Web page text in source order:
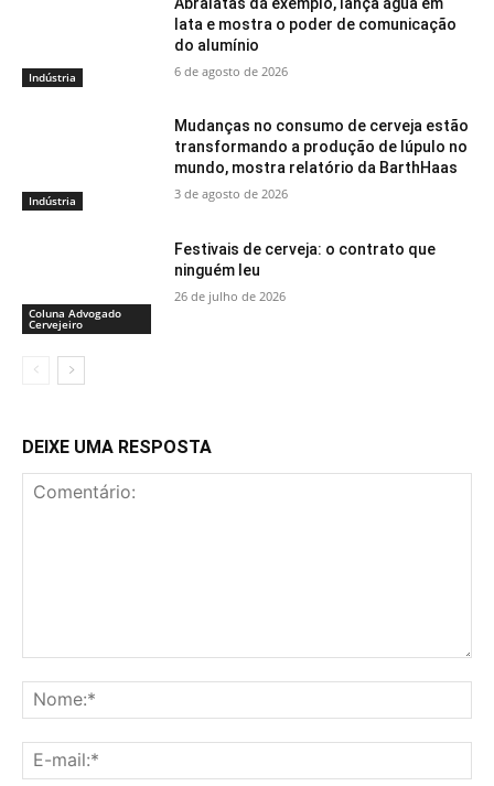
Indústria
lata e mostra o poder de comunicação
do alumínio
6 de agosto de 2026
Indústria
Mudanças no consumo de cerveja estão
transformando a produção de lúpulo no
mundo, mostra relatório da BarthHaas
3 de agosto de 2026
Coluna Advogado
Cervejeiro
Festivais de cerveja: o contrato que
ninguém leu
26 de julho de 2026
DEIXE UMA RESPOSTA